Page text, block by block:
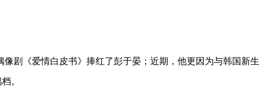
剧《爱情白皮书》捧红了彭于晏；近期，他更因为与韩国新生
。